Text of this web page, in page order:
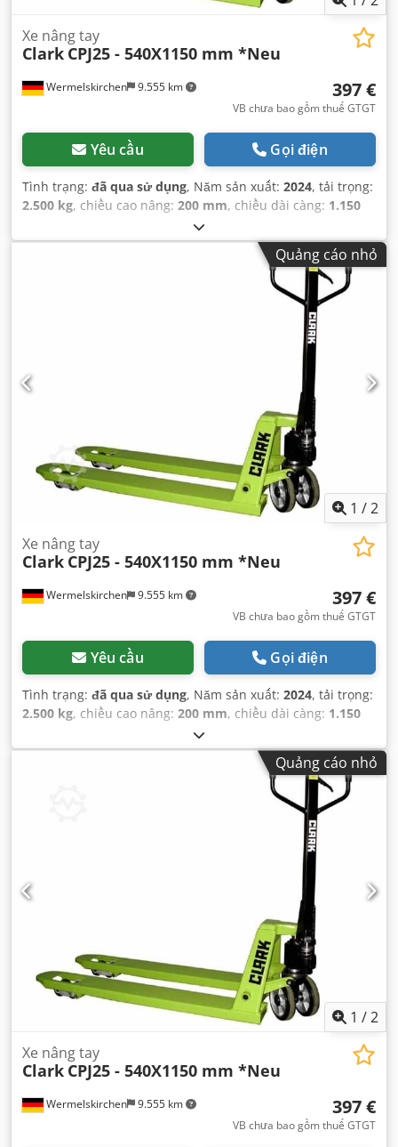
Wermelskirchen 9.555 km
Xe nâng tay
Clark CPJ25 - 540X1150 mm *Neu
397 €
VB chưa bao gồm thuế GTGT
Yêu cầu Gọi điện
Tình trạng: đã qua sử dụng, Năm sản xuất: 2024, tải trọng:
2.500 kg, chiều cao nâng: 200 mm, chiều dài càng: 1.150
Handbetrieb
Quảng cáo nhỏ
1 /2
Wermelskirchen 9.555 km
Xe nâng tay
Clark CPJ25 - 540X1150 mm *Neu
397 €
VB chưa bao gồm thuế GTGT
Yêu cầu Gọi điện
Tình trạng: đã qua sử dụng, Năm sản xuất: 2024, tải trọng:
2.500 kg, chiều cao nâng: 200 mm, chiều dài càng: 1.150
Handbetrieb
Quảng cáo nhỏ
1 /2
Wermelskirchen 9.555 km
Xe nâng tay
Clark CPJ25 - 540X1150 mm *Neu
397 €
VB chưa bao gồm thuế GTGT